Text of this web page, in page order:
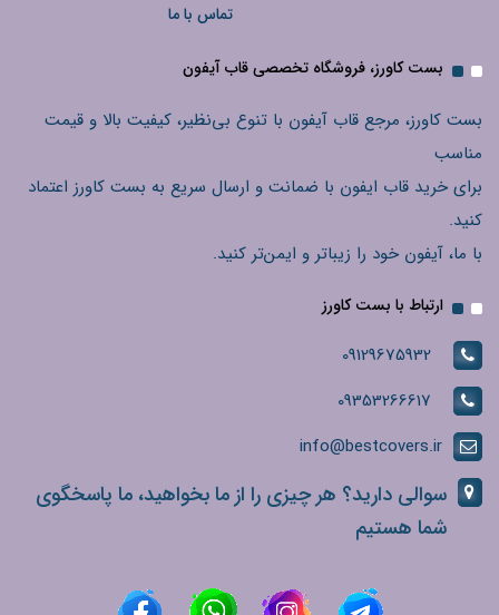
تماس با ما
بست کاورز، فروشگاه تخصصی قاب آیفون
بست کاورز، مرجع قاب آیفون با تنوع بی‌نظیر، کیفیت بالا و قیمت
مناسب
برای خرید قاب ایفون با ضمانت و ارسال سریع به بست کاورز اعتماد
کنید.
با ما، آیفون خود را زیباتر و ایمن‌تر کنید.
ارتباط با بست کاورز
09129675932
09353266617
info@bestcovers.ir
سوالی دارید؟ هر چیزی را از ما بخواهید، ما پاسخگوی
شما هستیم